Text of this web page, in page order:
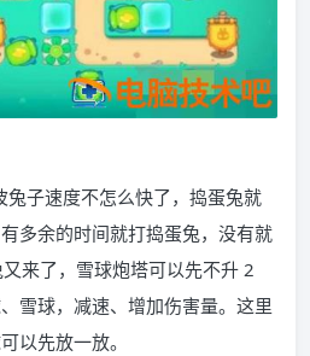
兔子速度不怎么快了，捣蛋兔就
多余的时间就打捣蛋兔，没有就
来了，雪球炮塔可以先不升 2
雪球，减速、增加伤害量。这里
以先放一放。